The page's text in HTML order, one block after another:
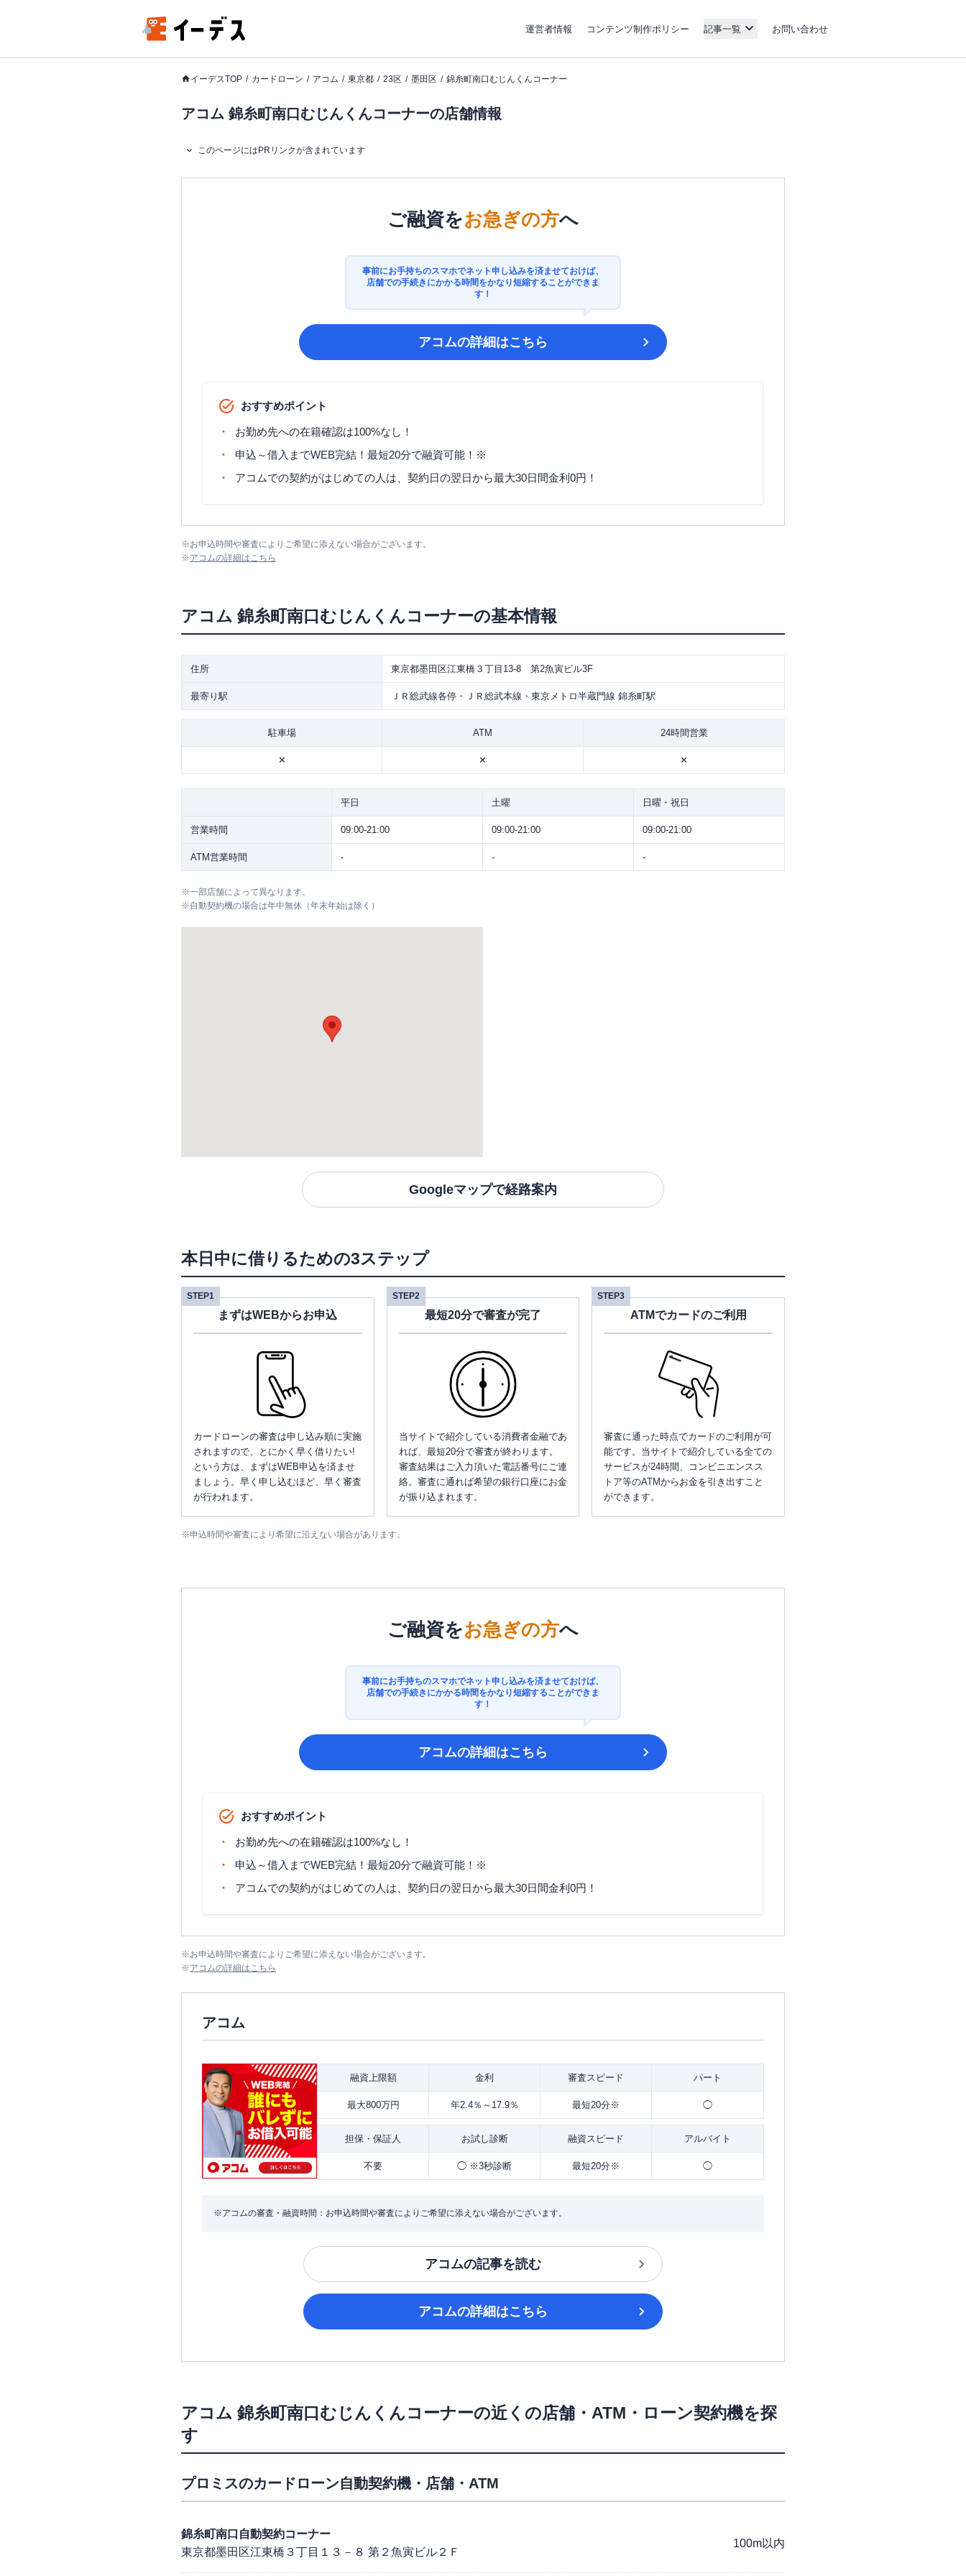
運営者情報 コンテンツ制作ポリシー 記事一覧 お問い合わせ
イーデスTOP カードローン アコム 東京都 23区 墨田区 錦糸町南口むじんくんコーナー
アコム 錦糸町南口むじんくんコーナーの店舗情報
このページにはPRリンクが含まれています
ご融資をお急ぎの方へ
事前にお手持ちのスマホでネット申し込みを済ませておけば、
店舗での手続きにかかる時間をかなり短縮することができま
す！
アコムの詳細はこちら
おすすめポイント
お勤め先への在籍確認は100%なし！
申込～借入までWEB完結！最短20分で融資可能！※
アコムでの契約がはじめての人は、契約日の翌日から最大30日間金利0円！
※お申込時間や審査によりご希望に添えない場合がございます。
※アコムの詳細はこちら
アコム 錦糸町南口むじんくんコーナーの基本情報
住所 東京都墨田区江東橋３丁目13-8 第2魚寅ビル3F
最寄り駅 ＪＲ総武線各停・ＪＲ総武本線・東京メトロ半蔵門線 錦糸町駅
駐車場 ATM 24時間営業
✕ ✕ ✕
平日 土曜 日曜・祝日
営業時間 09:00-21:00 09:00-21:00 09:00-21:00
ATM営業時間 - - -
※一部店舗によって異なります。
※自動契約機の場合は年中無休（年末年始は除く）
Googleマップで経路案内
本日中に借りるための3ステップ
STEP1
まずはWEBからお申込
カードローンの審査は申し込み順に実施
されますので、とにかく早く借りたい!
という方は、まずはWEB申込を済ませ
ましょう。早く申し込むほど、早く審査
が行われます。
STEP2
最短20分で審査が完了
当サイトで紹介している消費者金融であ
れば、最短20分で審査が終わります。
審査結果はご入力頂いた電話番号にご連
絡。審査に通れば希望の銀行口座にお金
が振り込まれます。
STEP3
ATMでカードのご利用
審査に通った時点でカードのご利用が可
能です。当サイトで紹介している全ての
サービスが24時間、コンビニエンスス
トア等のATMからお金を引き出すこと
ができます。
※申込時間や審査により希望に沿えない場合があります。
ご融資をお急ぎの方へ
事前にお手持ちのスマホでネット申し込みを済ませておけば、
店舗での手続きにかかる時間をかなり短縮することができま
す！
アコムの詳細はこちら
おすすめポイント
お勤め先への在籍確認は100%なし！
申込～借入までWEB完結！最短20分で融資可能！※
アコムでの契約がはじめての人は、契約日の翌日から最大30日間金利0円！
※お申込時間や審査によりご希望に添えない場合がございます。
※アコムの詳細はこちら
アコム
融資上限額 金利 審査スピード パート
最大800万円 年2.4％～17.9％ 最短20分※ ◯
担保・ 保証人 お試し診断 融資スピード アルバイト
不要 ◯ ※3秒診断 最短20分※ ◯
※アコムの審査・融資時間：お申込時間や審査によりご希望に添えない場合がございます。
アコムの記事を読む
アコムの詳細はこちら
アコム 錦糸町南口むじんくんコーナーの近くの店舗・ATM・ローン契約機を探
す
プロミスのカードローン自動契約機・店舗・ATM
錦糸町南口自動契約コーナー
東京都墨田区江東橋３丁目１３－８ 第２魚寅ビル２Ｆ
100m以内